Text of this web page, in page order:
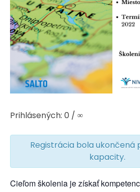
Prihlásených: 0 / ∞
Registrácia bola ukončená
kapacity.
Cieľom školenia je získať